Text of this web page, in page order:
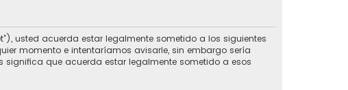
usted acuerda estar legalmente sometido a los siguientes
momento e intentaríamos avisarle, sin embargo sería
significa que acuerda estar legalmente sometido a esos